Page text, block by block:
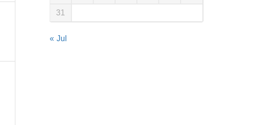
31
« Jul